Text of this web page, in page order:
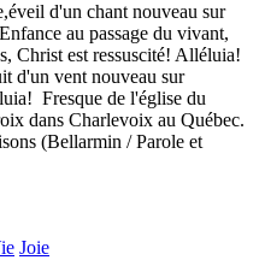
d'un chant nouveau sur
au passage du vivant,
Christ est ressuscité! Alléluia!
d'un vent nouveau sur
Fresque de l'église du
dans Charlevoix au Québec.
(Bellarmin / Parole et
Joie